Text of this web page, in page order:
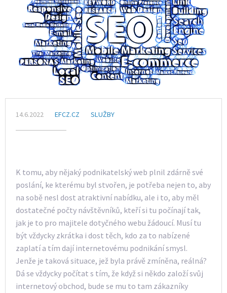
14.6.2022 EFCZ.CZ SLUŽBY
K tomu, aby nějaký podnikatelský web plnil zdárně své
poslání, ke kterému byl stvořen, je potřeba nejen to, aby
na sobě nesl dost atraktivní nabídku, ale i to, aby měl
dostatečné počty návštěvníků, kteří si tu počínají tak,
jak je to pro majitele dotyčného webu žádoucí. Musí tu
být vždycky zkrátka i dost těch, kdo za to nabízené
zaplatí a tím dají internetovému podnikání smysl.
Jenže je taková situace, jež byla právě zmíněna, reálná?
Dá se vždycky počítat s tím, že když si někdo založí svůj
internetový obchod, bude se mu to tam zákazníky